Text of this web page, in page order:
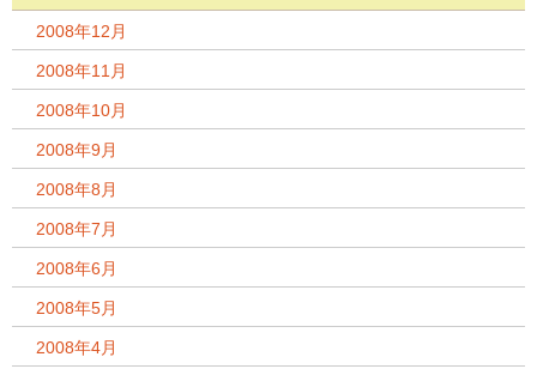
2008年12月
2008年11月
2008年10月
2008年9月
2008年8月
2008年7月
2008年6月
2008年5月
2008年4月